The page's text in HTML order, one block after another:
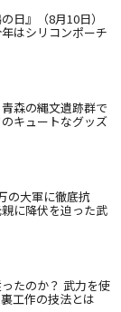
日』（8月10日）
はシリコンポーチ
森の縄文遺跡群で
キュートなグッズ
の大軍に徹底抗
に降伏を迫った武
たのか？ 武力を使
工作の技法とは